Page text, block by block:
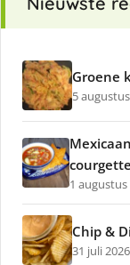
Groene
5
courgette
1 augustus
Chip &
31 juli 2026